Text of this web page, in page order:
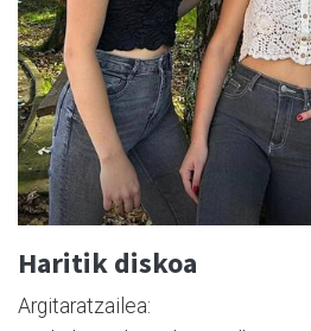
Haritik diskoa
Argitaratzailea: